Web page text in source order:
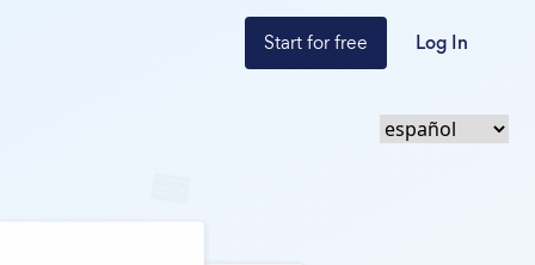
Start for free Log In